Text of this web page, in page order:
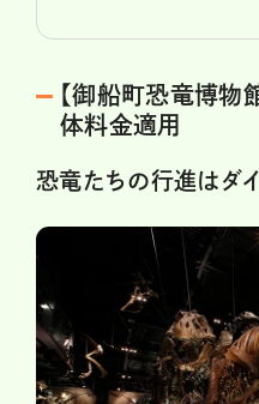
【御船町恐竜博物
体料金適用
恐竜たちの行進はダイ